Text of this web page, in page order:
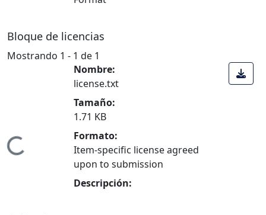
Bloque de licencias
Mostrando 1 - 1 de 1
Cargando...
Nombre:
license.txt
Tamaño:
1.71 KB
Formato:
Item-specific license agreed
upon to submission
Descripción: